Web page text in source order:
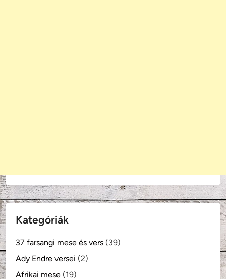
Kategóriák
37 farsangi mese és vers (39)
Ady Endre versei (2)
Afrikai mese (19)